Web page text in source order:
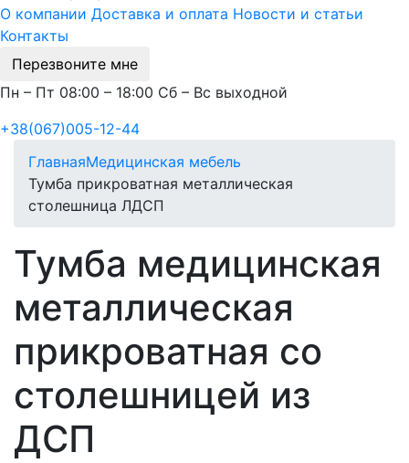
О компании Доставка и оплата Новости и статьи
Контакты
Перезвоните мне
Пн – Пт 08:00 – 18:00 Сб – Вс выходной
+38(067)005-12-44
ГлавнаяМедицинская мебель
Тумба прикроватная металлическая
столешница ЛДСП
Тумба медицинская
металлическая
прикроватная со
столешницей из
ДСП